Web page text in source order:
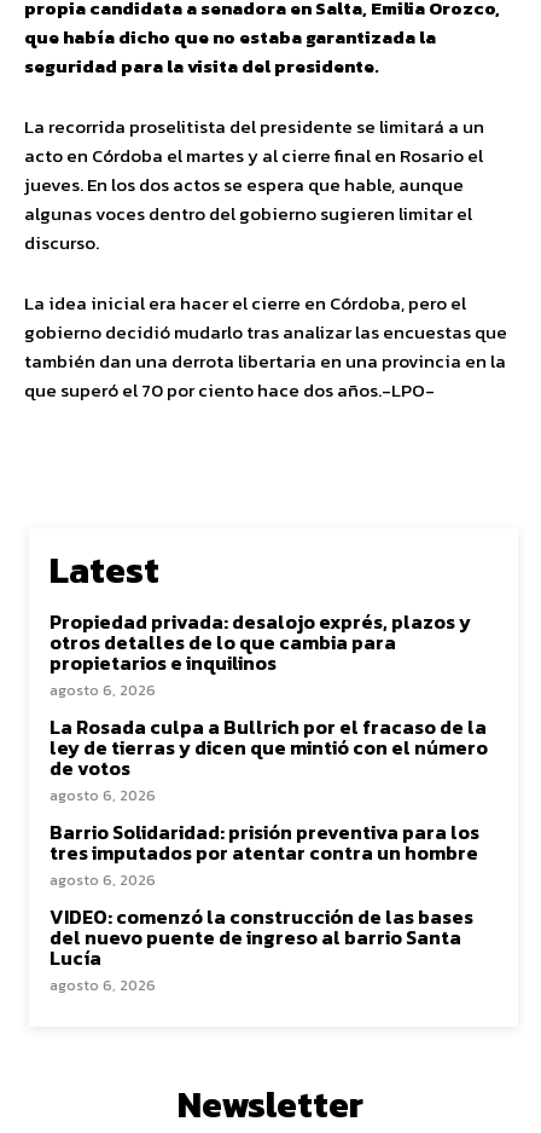
propia candidata a senadora en Salta, Emilia Orozco,
que había dicho que no estaba garantizada la
seguridad para la visita del presidente.
La recorrida proselitista del presidente se limitará a un
acto en Córdoba el martes y al cierre final en Rosario el
jueves. En los dos actos se espera que hable, aunque
algunas voces dentro del gobierno sugieren limitar el
discurso.
La idea inicial era hacer el cierre en Córdoba, pero el
gobierno decidió mudarlo tras analizar las encuestas que
también dan una derrota libertaria en una provincia en la
que superó el 70 por ciento hace dos años.-LPO-
Latest
Propiedad privada: desalojo exprés, plazos y
otros detalles de lo que cambia para
propietarios e inquilinos
agosto 6, 2026
La Rosada culpa a Bullrich por el fracaso de la
ley de tierras y dicen que mintió con el número
de votos
agosto 6, 2026
Barrio Solidaridad: prisión preventiva para los
tres imputados por atentar contra un hombre
agosto 6, 2026
VIDEO: comenzó la construcción de las bases
del nuevo puente de ingreso al barrio Santa
Lucía
agosto 6, 2026
Newsletter